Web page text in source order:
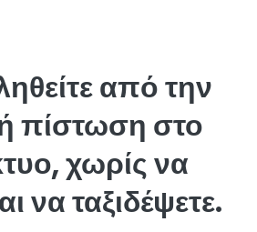
από την
πίστωση στο
χωρίς να
να ταξιδέψετε.